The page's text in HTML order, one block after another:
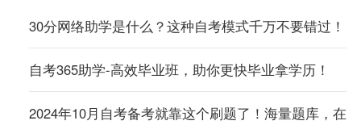
30分网络助学是什么？这种自考模式千万不要错过！
自考365助学-高效毕业班，助你更快毕业拿学历！
2024年10月自考备考就靠这个刷题了！海量题库，在